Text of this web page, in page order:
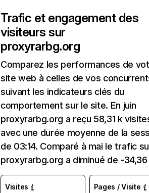
Trafic et engagement des
visiteurs sur
proxyrarbg.org
Comparez les performances de
site web à celles de vos
suivant les indicateurs clés du
comportement sur le site. En juin
proxyrarbg.org a reçu 58,31 k
avec une durée moyenne de la
de 03:14. Comparé à mai le trafic
proxyrarbg.org a diminué de -
Visites Pages / Visite